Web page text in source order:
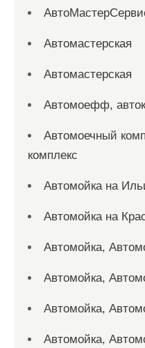
Автомастерская
Автомастерская
Автомоефф,
Автомоечный
комплекс
Автомойка на
Автомойка на
Автомойка,
Автомойка,
Автомойка,
Автомойка,